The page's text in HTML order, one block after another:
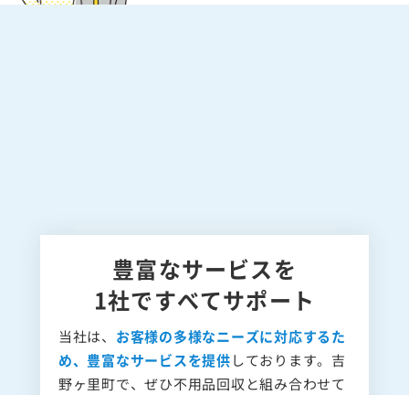
豊富なサービスを
1社ですべてサポート
当社は、 お客様の多様なニーズに対応するた
め、豊富なサービスを提供しております。吉
野ヶ里町で、ぜひ不用品回収と組み合わせて